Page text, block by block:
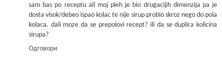
sam bas po receptu ali moj pleh je bio drugacijih dimenzija pa je
dosta visok/debeo ispao kolac te nije sirup probio skroz nego do pola
kolaca. dali moze da se prepolovi recept? ili da se duplira kolicina
sirupa?
Одговори